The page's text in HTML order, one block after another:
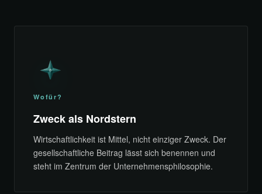
Wofür?
Zweck als Nordstern
Wirtschaftlichkeit ist Mittel, nicht einziger Zweck. Der
gesellschaftliche Beitrag lässt sich benennen und
steht im Zentrum der Unternehmensphilosophie.